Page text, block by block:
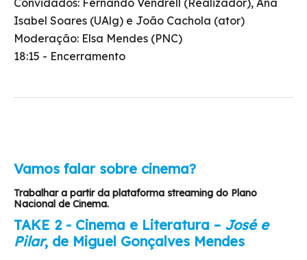
Convidados: Fernando Vendrell (Realizador), Ana
Isabel Soares (UAlg) e João Cachola (ator)
Moderação: Elsa Mendes (PNC)
18:15 - Encerramento
Vamos falar sobre cinema?
Trabalhar a partir da plataforma streaming do Plano
Nacional de Cinema.
TAKE 2 - Cinema e Literatura – José e
Pilar, de Miguel Gonçalves Mendes